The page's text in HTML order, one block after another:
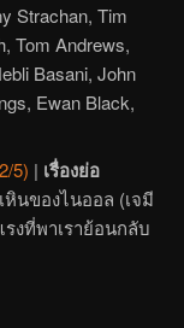
Strachan, Tim
Tom Andrews,
Basani, John
Ewan Black,
5) | เรื่องย่อ
นของไนออล (เจมี
งที่พาเราย้อนกลับ